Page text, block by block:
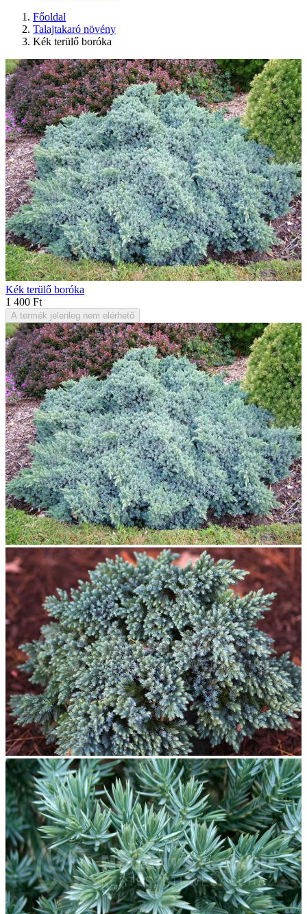
Főoldal
Talajtakaró növény
Kék terülő boróka
Kék terülő boróka
1 400 Ft
A termék jelenleg nem elérhető